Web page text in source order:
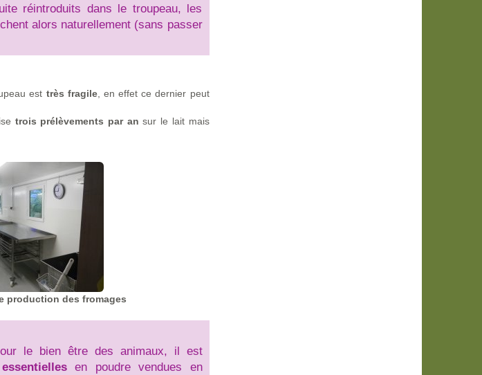
réintroduits dans le troupeau, les
alors naturellement (sans passer
est très fragile, en effet ce dernier peut
trois prélèvements par an sur le lait mais
production des fromages
le bien être des animaux, il est
en poudre vendues en